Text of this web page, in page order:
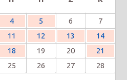
4 5 6
7
11 12 13
14
18 19 20
21
25 26 27
28